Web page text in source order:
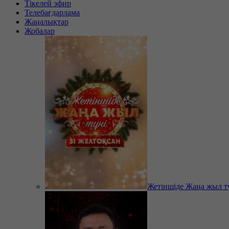
Тікелей эфир
Телебағдарлама
Жаңалықтар
Жобалар
Жетіншіде Жаңа жыл